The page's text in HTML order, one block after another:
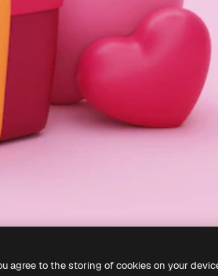
agree to the storing of cookies on your